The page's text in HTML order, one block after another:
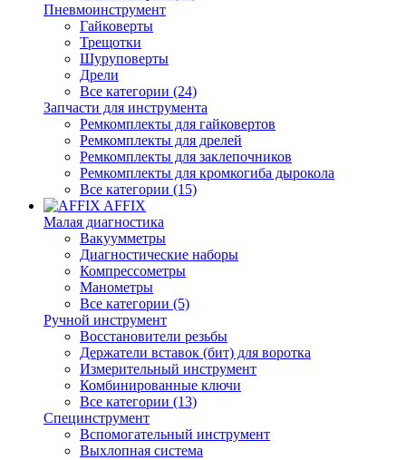
Пневмоинструмент
Гайковерты
Трещотки
Шуруповерты
Дрели
Все категории (24)
Запчасти для инструмента
Ремкомплекты для гайковертов
Ремкомплекты для дрелей
Ремкомплекты для заклепочников
Ремкомплекты для кромкогиба дырокола
Все категории (15)
AFFIX
Малая диагностика
Вакуумметры
Диагностические наборы
Компрессометры
Манометры
Все категории (5)
Ручной инструмент
Восстановители резьбы
Держатели вставок (бит) для воротка
Измерительный инструмент
Комбинированные ключи
Все категории (13)
Специнструмент
Вспомогательный инструмент
Выхлопная система